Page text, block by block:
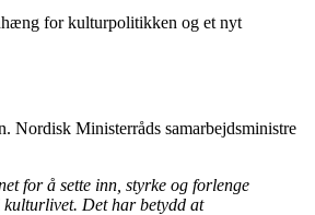
for kulturpolitikken og et nyt
Nordisk Ministerråds samarbejdsministre
for å sette inn, styrke og forlenge
Det har betydd at